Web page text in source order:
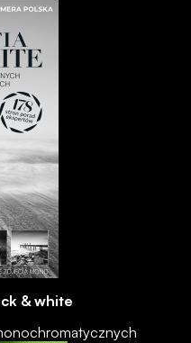
& white